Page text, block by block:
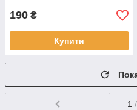
190 ₴
Купити
1